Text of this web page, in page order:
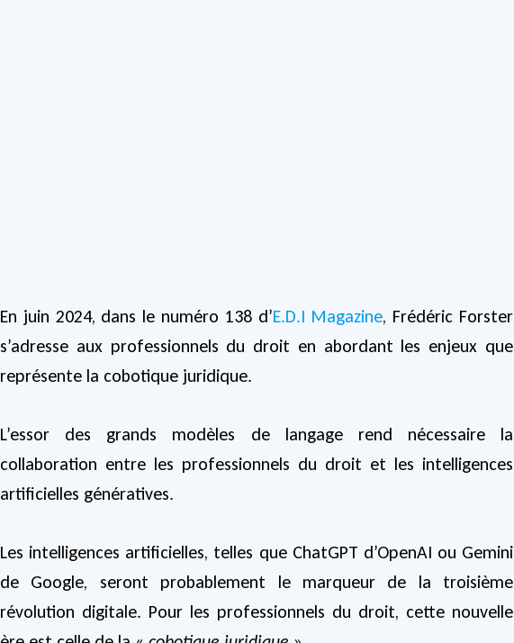
En juin 2024, dans le numéro 138 d’E.D.I Magazine, Frédéric Forster
s’adresse aux professionnels du droit en abordant les enjeux que
représente la cobotique juridique.
L’essor des grands modèles de langage rend nécessaire la
collaboration entre les professionnels du droit et les intelligences
artificielles génératives.
Les intelligences artificielles, telles que ChatGPT d’OpenAI ou Gemini
de Google, seront probablement le marqueur de la troisième
révolution digitale. Pour les professionnels du droit, cette nouvelle